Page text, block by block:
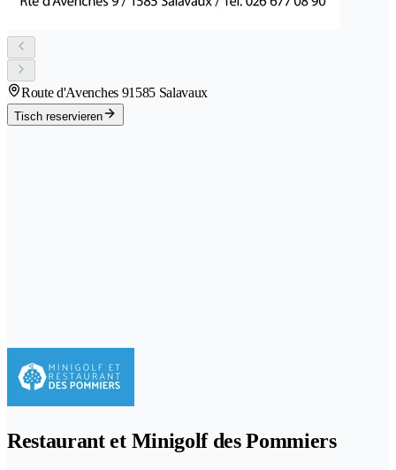
Route d'Avenches 91585 Salavaux
Tisch reservieren
Restaurant et Minigolf des Pommiers